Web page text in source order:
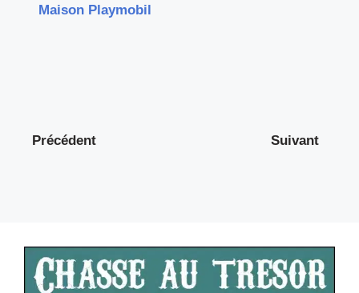
Maison Playmobil
Précédent Suivant